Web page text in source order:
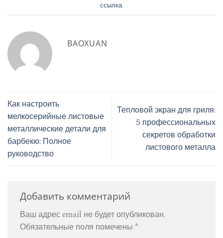
ссылка.
BAOXUAN
Как настроить
мелкосерийные листовые
металлические детали для
барбекю: Полное
руководство
​Тепловой экран для гриля:
5 профессиональных
секретов обработки
листового металла
Добавить комментарий
Ваш адрес email не будет опубликован.
Обязательные поля помечены *